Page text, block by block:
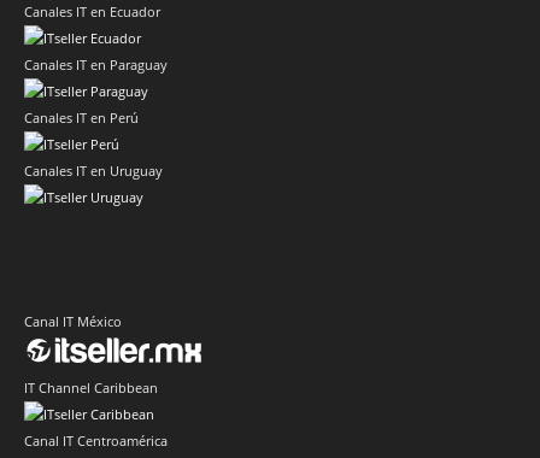
Canales IT en Ecuador
Canales IT en Paraguay
Canales IT en Perú
Canales IT en Uruguay
Canal IT México
IT Channel Caribbean
Canal IT Centroamérica